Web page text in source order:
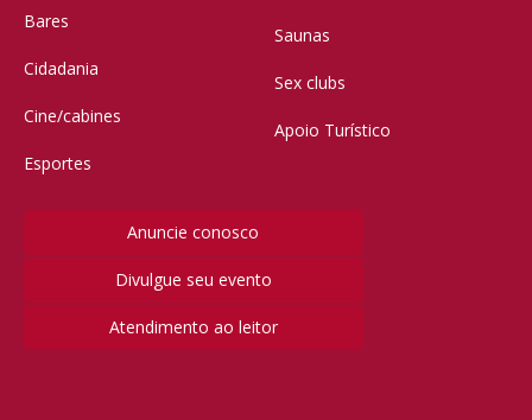
Bares
Cidadania
Cine/cabines
Esportes
Saunas
Sex clubs
Apoio Turístico
Anuncie conosco
Divulgue seu evento
Atendimento ao leitor